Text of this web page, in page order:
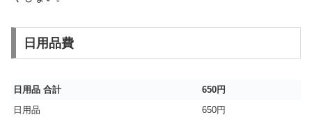
日用品費
日用品 合計
650円
日用品
650円